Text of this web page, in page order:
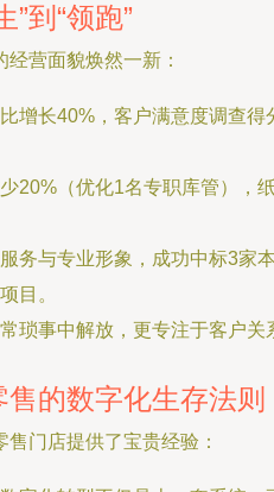
到“领跑”
营面貌焕然一新：
比增长40%，客户满意度调查得
少20%（优化1名专职库管），
服务与专业形象，成功中标3家
目。
常琐事中解放，更专注于客户关
的数字化生存法则
门店提供了宝贵经验：